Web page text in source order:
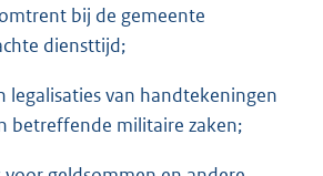
bij de gemeente
diensttijd;
legalisaties van handtekeningen
betreffende militaire zaken;